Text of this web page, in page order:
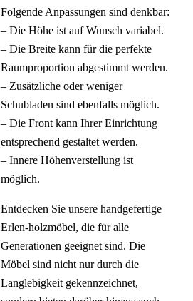
Folgende Anpassungen sind denkbar:
– Die Höhe ist auf Wunsch variabel.
– Die Breite kann für die perfekte
Raumproportion abgestimmt werden.
– Zusätzliche oder weniger
Schubladen sind ebenfalls möglich.
– Die Front kann Ihrer Einrichtung
entsprechend gestaltet werden.
– Innere Höhenverstellung ist
möglich.
Entdecken Sie unsere handgefertige
Erlen-holzmöbel, die für alle
Generationen geeignet sind. Die
Möbel sind nicht nur durch die
Langlebigkeit gekennzeichnet,